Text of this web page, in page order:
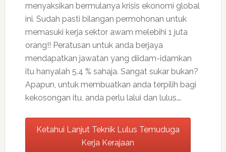
menyaksikan bermulanya krisis ekonomi global
ini. Sudah pasti bilangan permohonan untuk
memasuki kerja sektor awam melebihi 1 juta
orang!! Peratusan untuk anda berjaya
mendapatkan jawatan yang diidam-idamkan
itu hanyalah 5.4 % sahaja. Sangat sukar bukan?
Apapun, untuk membuatkan anda terpilih bagi
kekosongan itu, anda perlu lalui dan lulus….
Ketahui Lanjut Teknik Lulus Temuduga
Kerja Kerajaan